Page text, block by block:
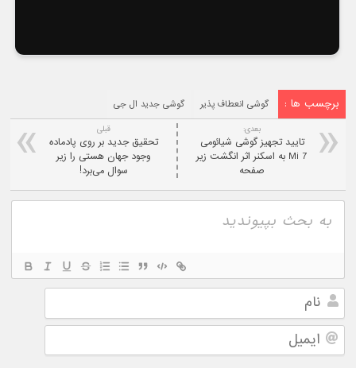
برچسب ها : گوشی انعطاف پذیر گوشی جدید ال جی
قبلی
تحقیق جدید بر روی پادماده
وجود جهان هستی را زیر
سوال می‌برد!
بعدی:
تایید تجهیز گوشی شیائومی
Mi 7 به اسکنر اثر انگشت زیر
صفحه
نام
ایمیل